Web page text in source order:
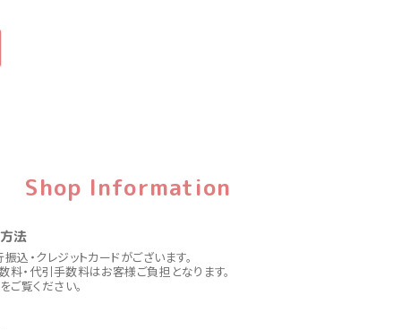
Shop Information
法
込・クレジットカードがございます。
・代引手数料はお客様ご負担となります。
をご覧ください。